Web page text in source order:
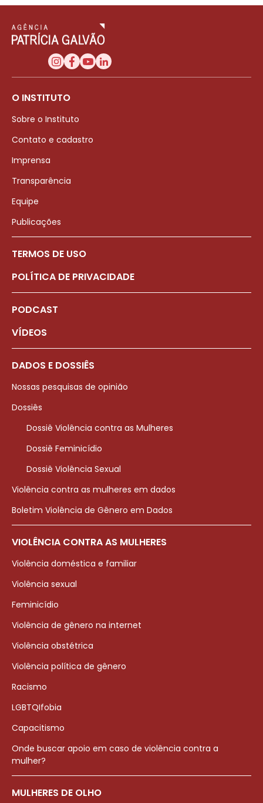
O INSTITUTO
Sobre o Instituto
Contato e cadastro
Imprensa
Transparência
Equipe
Publicações
TERMOS DE USO
POLÍTICA DE PRIVACIDADE
PODCAST
VÍDEOS
DADOS E DOSSIÊS
Nossas pesquisas de opinião
Dossiês
Dossiê Violência contra as Mulheres
Dossiê Feminicídio
Dossiê Violência Sexual
Violência contra as mulheres em dados
Boletim Violência de Gênero em Dados
VIOLÊNCIA CONTRA AS MULHERES
Violência doméstica e familiar
Violência sexual
Feminicídio
Violência de gênero na internet
Violência obstétrica
Violência política de gênero
Racismo
LGBTQIfobia
Capacitismo
Onde buscar apoio em caso de violência contra a
mulher?
MULHERES DE OLHO